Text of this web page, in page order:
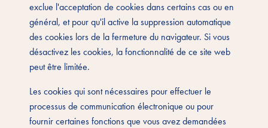
exclue l'acceptation de cookies dans certains cas ou en
général, et pour qu'il active la suppression automatique
des cookies lors de la fermeture du navigateur. Si vous
désactivez les cookies, la fonctionnalité de ce site web
peut être limitée.
Les cookies qui sont nécessaires pour effectuer le
processus de communication électronique ou pour
fournir certaines fonctions que vous avez demandées